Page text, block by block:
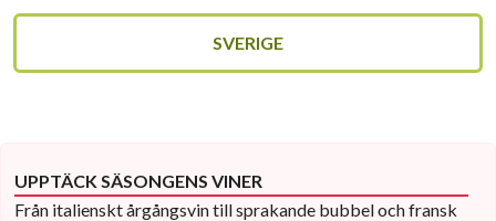
SVERIGE
UPPTÄCK SÄSONGENS VINER
Från italienskt årgångsvin till sprakande bubbel och fransk